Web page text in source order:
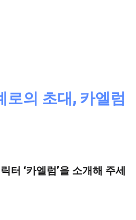
의 초대, 카엘럼
터 ‘카엘럼’을 소개해 주세